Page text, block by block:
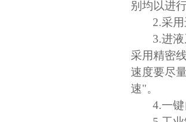
别均以进
2.采
3.进
采用精密
速度要尽
速"。
4.一